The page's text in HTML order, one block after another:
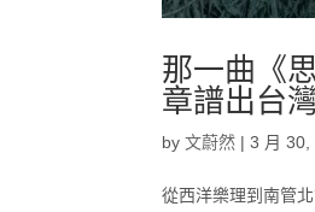
那一曲《
章譜出台
by文蔚然 |3 月 30,
從西洋樂理到南管